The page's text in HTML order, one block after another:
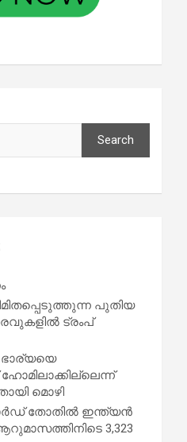
Search
പുതിയ
ട്രംപ്
മൊഴി
തോതിൽ ഇന്ത്യൻ
3,323